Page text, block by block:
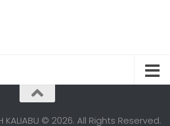
KALIABU © 2026. All Rights Reserved.